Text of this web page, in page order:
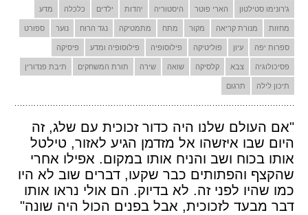
ג'רונימו סטילטון הארי פוטר היסטוריה יהדות ילדים כלכלה מדע
מחזות מנורת קריאה מקור מתח מתמטיקה נגד הרוח נוער ספורט
ספרות יפה עיון פוליטיקה פילוסופיה פילוסופיה ומדע פיסיקה
פסיכולוגיה צבא קלסיקה שואה שירה תורת המשחקים תיבת פנדורין
תיכון לילה תרגום
"אם העולם שלנו היה כדור זכוכית עם שלג, זה
היום שבו איזשהו אל מזדמן הגיע לאזור, טילטל
אותו בכוח ושב והניח אותו במקום. אפילו אחרי
שהקצף והפתותים כבר שקעו, דברים שוב לא היו
כמו שהיו לפני זה. לא בדיוק. הם אולי נראו אותו
דבר מבעד לזכוכית, אבל בפנים הכול היה שונה"